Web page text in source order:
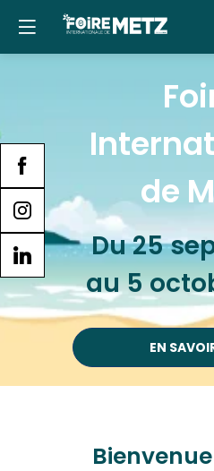
de
Du 25
au 5
EN
Panneau de gestion des cookies